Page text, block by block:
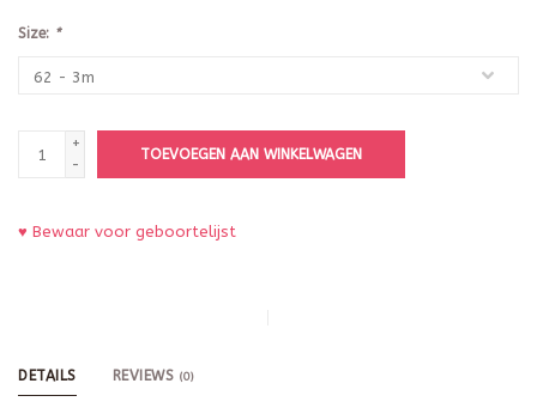
Size: *
+
-
TOEVOEGEN AAN WINKELWAGEN
♥ Bewaar voor geboortelijst
DETAILS REVIEWS (0)